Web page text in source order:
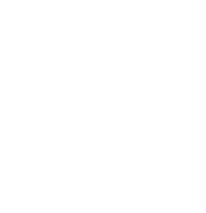
继而卷入虎云国内乱的
术的支持下，通过摸排、勘查等传统刑侦